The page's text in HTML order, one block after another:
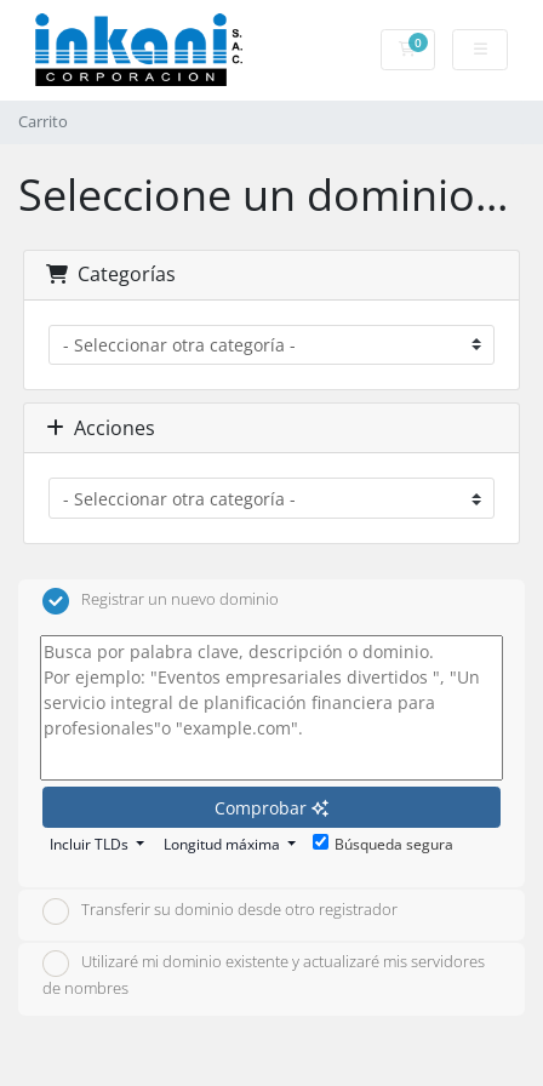
0Carrito
Carrito
Seleccione un dominio...
Categorías
Acciones
Registrar un nuevo dominio
Comprobar
Incluir TLDs Longitud máxima Búsqueda segura
Transferir su dominio desde otro registrador
Utilizaré mi dominio existente y actualizaré mis servidores
de nombres